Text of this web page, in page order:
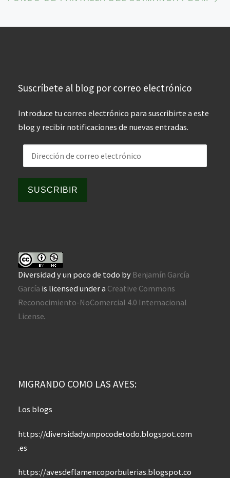
Suscríbete al blog por correo electrónico
Introduce tu correo electrónico para suscribirte a este
blog y recibir notificaciones de nuevas entradas.
Dirección de correo electrónico
SUSCRIBIR
Diversidad y un poco de todo by Benjamín García
García is licensed under a Creative Commons
Reconocimiento-NoComercial 4.0 Internacional
License.
MIGRANDO COMO LAS AVES:
Los blogs
https://diversidadyunpocodetodo.blogspot.com
.es
https://avesdeflamencoporbulerias.blogspot.co